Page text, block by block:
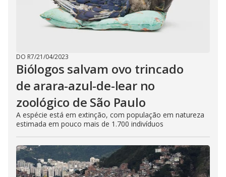
DO R7/21/04/2023
Biólogos salvam ovo trincado
de arara-azul-de-lear no
zoológico de São Paulo
A espécie está em extinção, com população em natureza
estimada em pouco mais de 1.700 indivíduos